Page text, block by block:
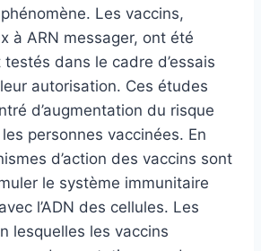
Les vaccins,
à ARN messager, ont été
dans le cadre d’essais
autorisation. Ces études
d’augmentation du risque
personnes vaccinées. En
d’action des vaccins sont
le système immunitaire
l’ADN des cellules. Les
lesquelles les vaccins